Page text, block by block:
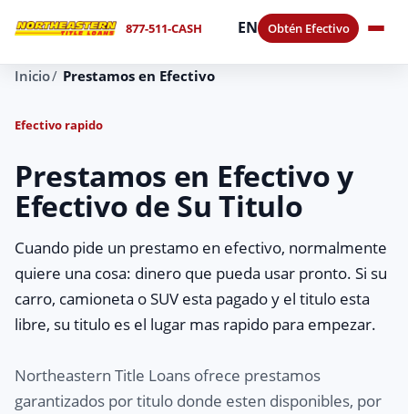
877-511-CASH EN Obtén Efectivo
Inicio Prestamos en Efectivo
Efectivo rapido
Prestamos en Efectivo y
Efectivo de Su Titulo
Cuando pide un prestamo en efectivo, normalmente
quiere una cosa: dinero que pueda usar pronto. Si su
carro, camioneta o SUV esta pagado y el titulo esta
libre, su titulo es el lugar mas rapido para empezar.
Northeastern Title Loans ofrece prestamos
garantizados por titulo donde esten disponibles, por